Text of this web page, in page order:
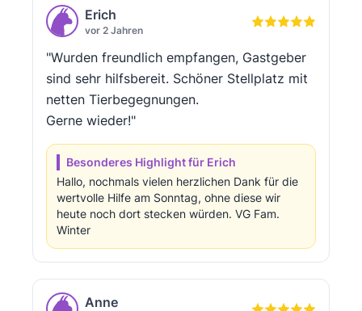
Erich
vor 2 Jahren
"Wurden freundlich empfangen, Gastgeber
sind sehr hilfsbereit. Schöner Stellplatz mit
netten Tierbegegnungen.
Gerne wieder!"
Besonderes Highlight für Erich
Hallo, nochmals vielen herzlichen Dank für die
wertvolle Hilfe am Sonntag, ohne diese wir
heute noch dort stecken würden. VG Fam.
Winter
Anne